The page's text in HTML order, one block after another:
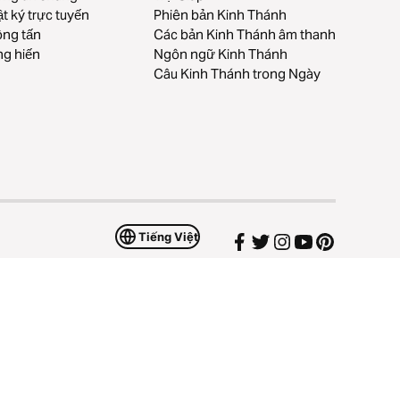
ký trực tuyến
tấn
hiến
Phiên bản Kinh Thánh
Các bản Kinh Thánh âm thanh
Ngôn ngữ Kinh Thánh
Câu Kinh Thánh trong Ngày
Tiếng Việt